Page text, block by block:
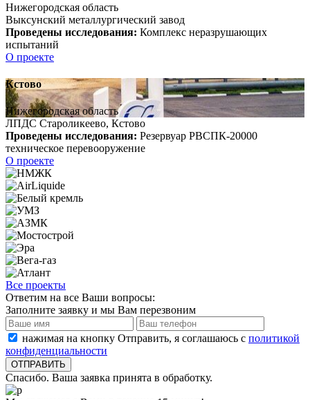
Нижегородская область
Выксунский металлургический завод
Проведены исследования: Комплекс неразрушающих
испытаний
О проекте
Кстово
Нижегородская область
ЛПДС Староликеево, Кстово
Проведены исследования: Резервуар РВСПК-20000
техническое перевооружение
О проекте
Все проекты
Ответим на все Ваши вопросы:
Заполните заявку и мы Вам перезвоним
нажимая на кнопку Отправить, я соглашаюсь с политикой
конфиденциальности
Спасибо. Ваша заявка принята в обработку.